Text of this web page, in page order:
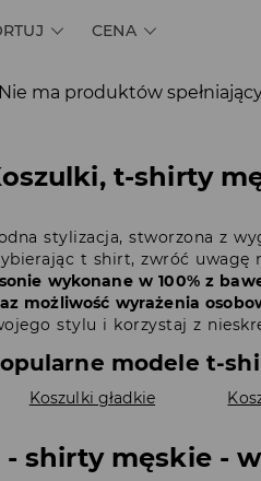
CENA
Nie ma produktów
t-shirty
stylizacja, stworzona z
t shirt, zwróć uwagę
wykonane w 100% z
możliwość wyrażenia
stylu i korzystaj z
modele t-
Koszulki gładkie
- shirty męskie -